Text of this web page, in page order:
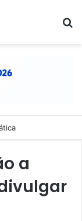
a